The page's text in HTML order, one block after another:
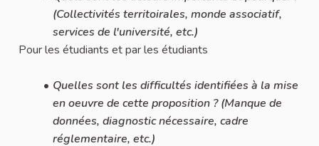
(Collectivités territoirales, monde associatif,
services de l'université, etc.)
Pour les étudiants et par les étudiants
Quelles sont les difficultés identifiées à la mise
en oeuvre de cette proposition ? (Manque de
données, diagnostic nécessaire, cadre
réglementaire, etc.)